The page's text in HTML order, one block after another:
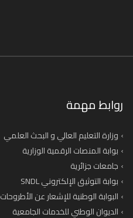
روابط مهمة
وزارة التعليم العالي و البحث العلمي
بوابة المنصات الرقمية الوزارية
جامعات جزائرية
بوابة التوثيق الإلكتروني SNDL
البوابة الوطنية للإشعار عن الأطروحات
الديوان الوطني للخدمات الجامعية